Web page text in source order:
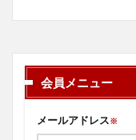
会員メニュー
メールアドレス※